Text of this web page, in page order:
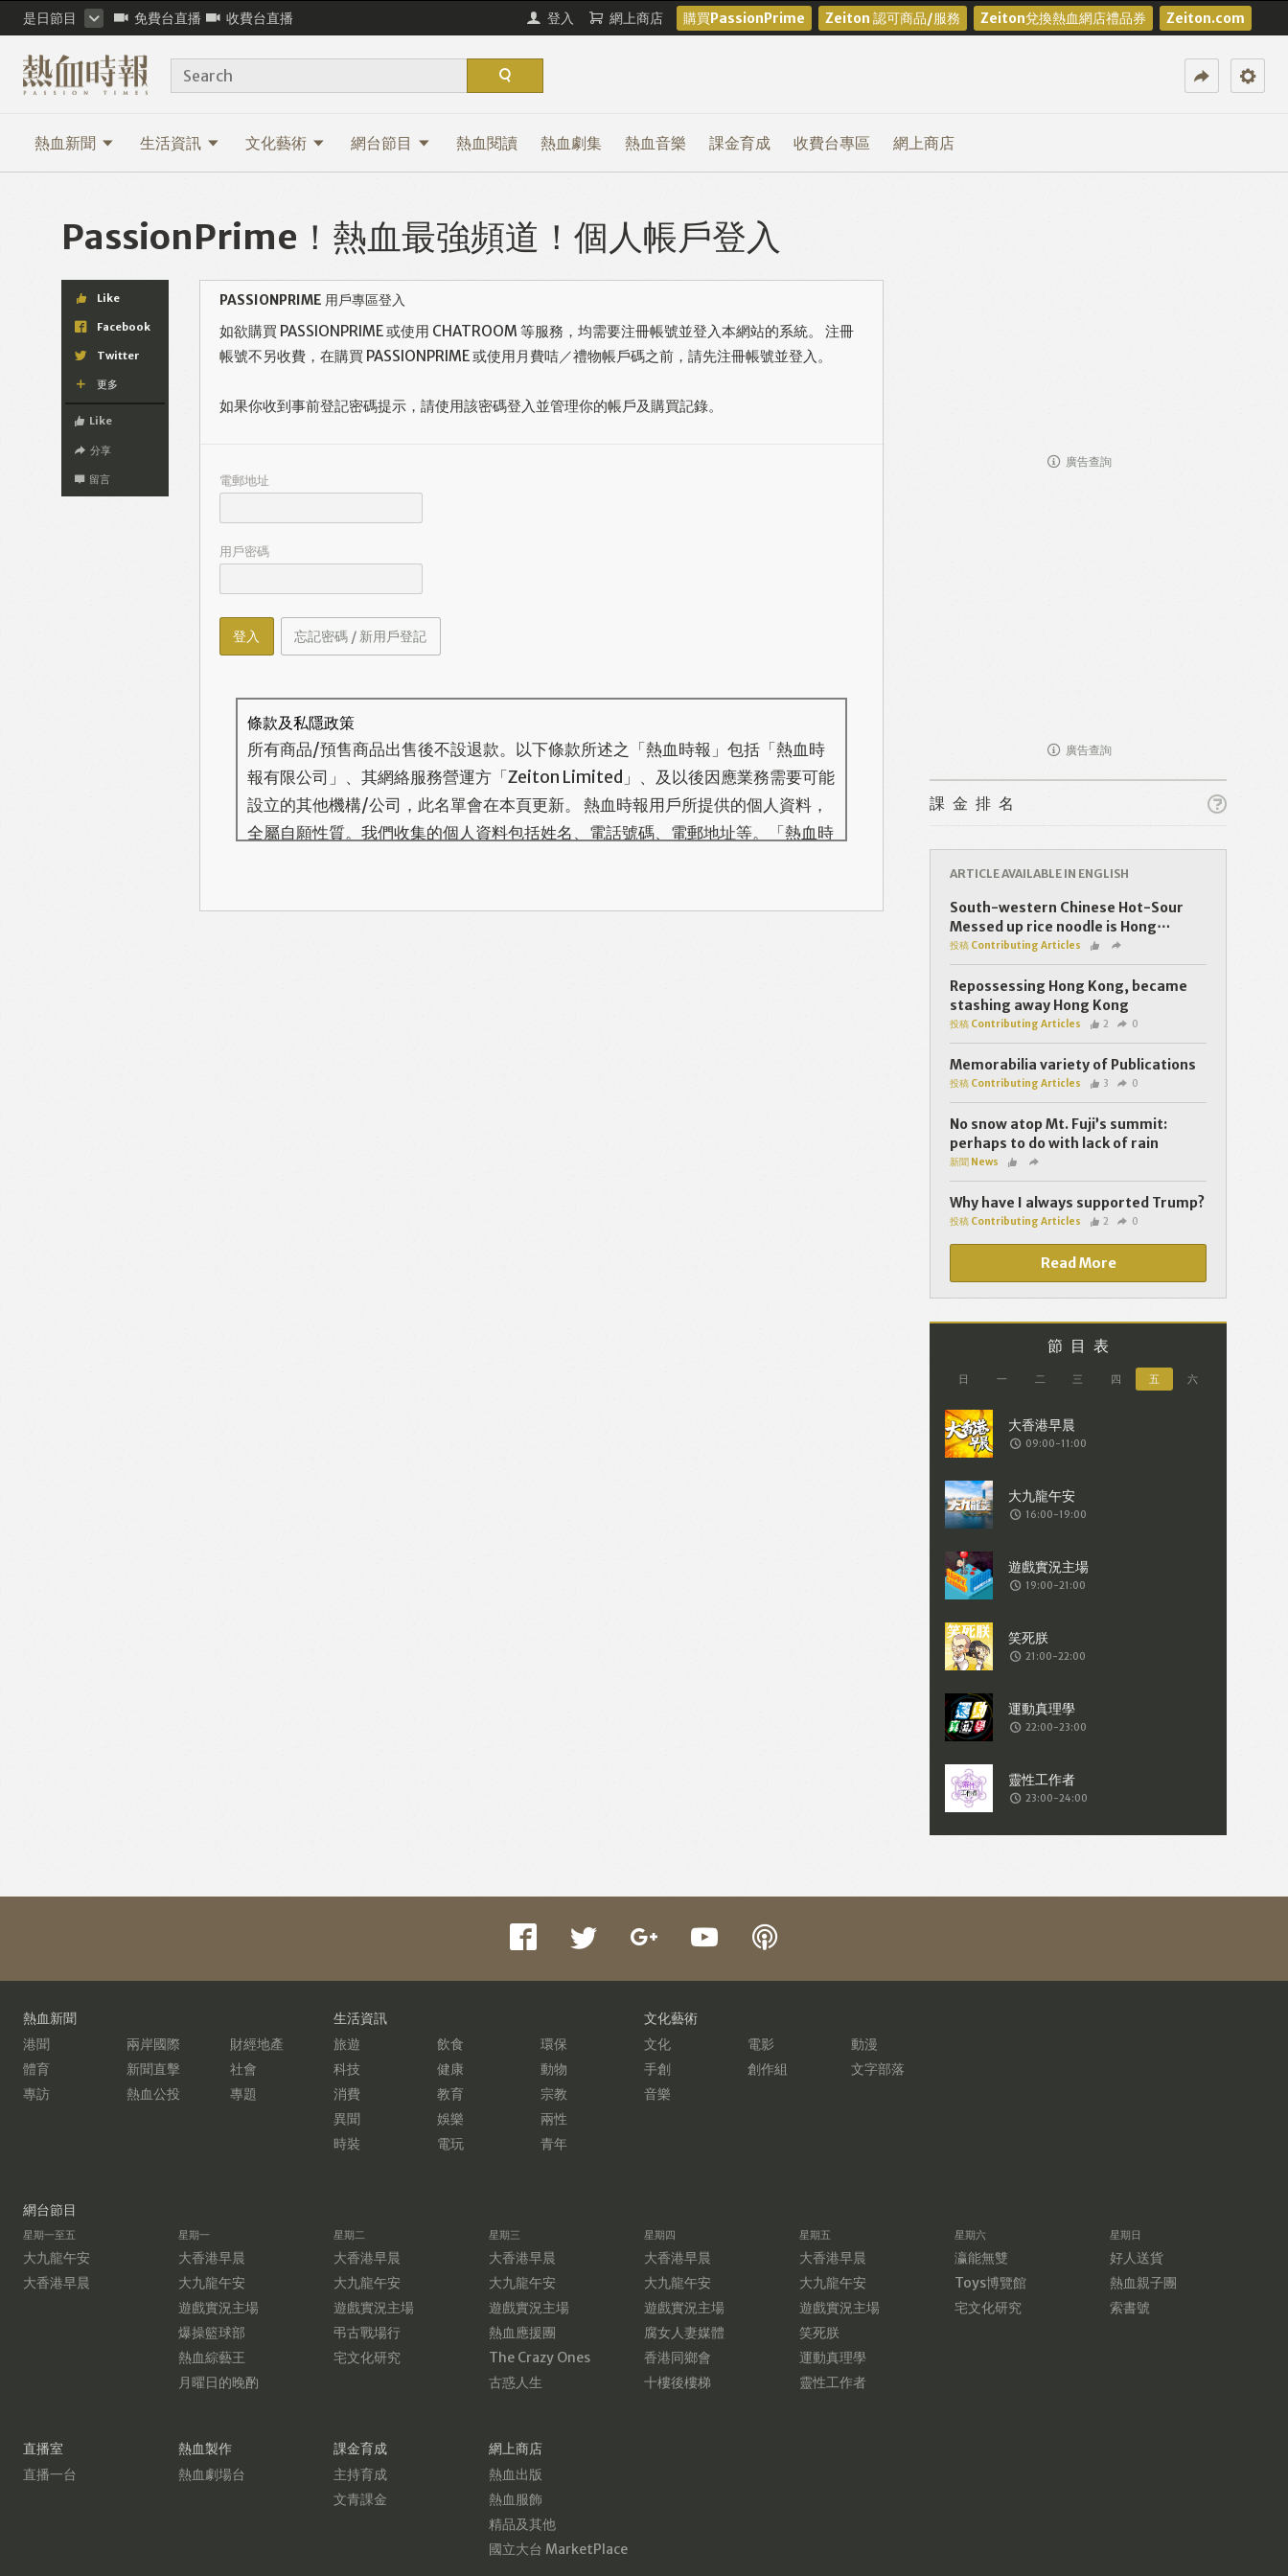
是日節目 免費台直播 收費台直播 登入 網上商店 購買PassionPrime Zeiton 認可商品/服務 Zeiton兌換熱血網店禮品券 Zeiton.com
熱血新聞 生活資訊 文化藝術 網台節目 熱血閱讀 熱血劇集 熱血音樂 課金育成 收費台專區 網上商店
Search
PassionPrime！熱血最強頻道！個人帳戶登入
Like
Facebook
Twitter
更多
Like
分享
留言
PASSIONPRIME 用戶專區登入
如欲購買 PASSIONPRIME 或使用 CHATROOM 等服務，均需要注冊帳號並登入本網站的系統。 注冊
帳號不另收費，在購買 PASSIONPRIME 或使用月費咭／禮物帳戶碼之前，請先注冊帳號並登入。
如果你收到事前登記密碼提示，請使用該密碼登入並管理你的帳戶及購買記錄。
電郵地址
用戶密碼
登入 忘記密碼 / 新用戶登記
條款及私隱政策
所有商品/預售商品出售後不設退款。以下條款所述之「熱血時報」包括「熱血時
報有限公司」、其網絡服務營運方「Zeiton Limited」、及以後因應業務需要可能
設立的其他機構/公司，此名單會在本頁更新。 熱血時報用戶所提供的個人資料，
全屬自願性質。我們收集的個人資料包括姓名、電話號碼、電郵地址等。「熱血時
內容之增減，恕不另行通知。 熱血時報可以將你的個人資料與從商業夥伴或其他
廣告查詢
廣告查詢
課金排名
ARTICLE AVAILABLE IN ENGLISH
South-western Chinese Hot-Sour
Messed up rice noodle is Hong⋯
投稿 Contributing Articles
Repossessing Hong Kong, became
stashing away Hong Kong
投稿 Contributing Articles 2 0
Memorabilia variety of Publications
投稿 Contributing Articles 3 0
No snow atop Mt. Fuji’s summit:
perhaps to do with lack of rain
新聞 News
Why have I always supported Trump?
投稿 Contributing Articles 2 0
Read More
節目表
日 一 二 三 四 五 六
09:00-11:00
16:00-19:00
19:00-21:00
21:00-22:00
22:00-23:00
23:00-24:00
熱血新聞
港聞
兩岸國際
財經地產
體育
新聞直擊
社會
專訪
熱血公投 專題
生活資訊
旅遊
飲食
環保
科技
健康
動物
消費
教育
宗教
異聞
娛樂
兩性
時裝
電玩 青年
文化藝術
文化
電影
動漫
手創
創作組
文字部落
音樂
網台節目
星期一至五
大九龍午安
大香港早晨
星期一
大香港早晨
大九龍午安
遊戲實況主場
爆操籃球部
熱血綜藝王
月曜日的晚酌
星期二
大香港早晨
大九龍午安
遊戲實況主場
弔古戰場行
宅文化研究
星期三
大香港早晨
大九龍午安
遊戲實況主場
熱血應援團
The Crazy Ones
古惑人生
星期四
大香港早晨
大九龍午安
遊戲實況主場
腐女人妻媒體
香港同鄉會
十樓後樓梯
星期五
大香港早晨
大九龍午安
遊戲實況主場
笑死朕
運動真理學
靈性工作者
星期六
瀛能無雙
Toys博覽館
宅文化研究
星期日
好人送貨
熱血親子團
索書號
直播室
直播一台
熱血製作
熱血劇場台
課金育成
主持育成
文青課金
網上商店
熱血出版
熱血服飾
精品及其他
國立大台 MarketPlace